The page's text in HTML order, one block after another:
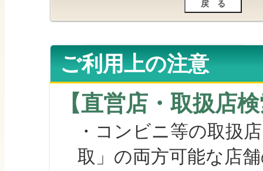
ご利用上の注意
【直営店・取扱店
・コンビニ等の取扱
取」の両方可能な店